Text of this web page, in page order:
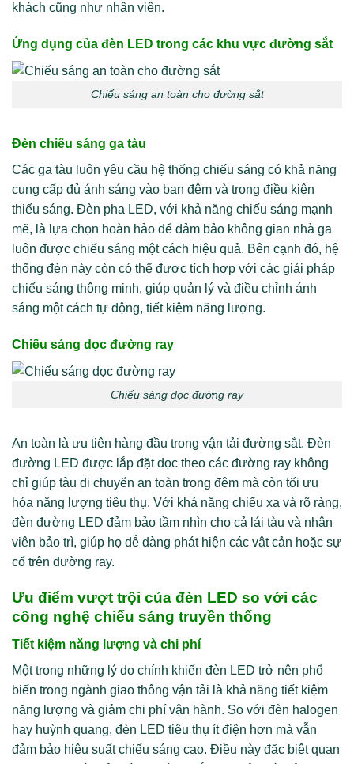
khách cũng như nhân viên.
Ứng dụng của đèn LED trong các khu vực đường sắt
Chiếu sáng an toàn cho đường sắt
Đèn chiếu sáng ga tàu
Các ga tàu luôn yêu cầu hệ thống chiếu sáng có khả năng
cung cấp đủ ánh sáng vào ban đêm và trong điều kiện
thiếu sáng. Đèn pha LED, với khả năng chiếu sáng mạnh
mẽ, là lựa chọn hoàn hảo để đảm bảo không gian nhà ga
luôn được chiếu sáng một cách hiệu quả. Bên cạnh đó, hệ
thống đèn này còn có thể được tích hợp với các giải pháp
chiếu sáng thông minh, giúp quản lý và điều chỉnh ánh
sáng một cách tự động, tiết kiệm năng lượng.
Chiếu sáng dọc đường ray
Chiếu sáng dọc đường ray
An toàn là ưu tiên hàng đầu trong vận tải đường sắt. Đèn
đường LED được lắp đặt dọc theo các đường ray không
chỉ giúp tàu di chuyển an toàn trong đêm mà còn tối ưu
hóa năng lượng tiêu thụ. Với khả năng chiếu xa và rõ ràng,
đèn đường LED đảm bảo tầm nhìn cho cả lái tàu và nhân
viên bảo trì, giúp họ dễ dàng phát hiện các vật cản hoặc sự
cố trên đường ray.
Ưu điểm vượt trội của đèn LED so với các
công nghệ chiếu sáng truyền thống
Tiết kiệm năng lượng và chi phí
Một trong những lý do chính khiến đèn LED trở nên phổ
biến trong ngành giao thông vận tải là khả năng tiết kiệm
năng lượng và giảm chi phí vận hành. So với đèn halogen
hay huỳnh quang, đèn LED tiêu thụ ít điện hơn mà vẫn
đảm bảo hiệu suất chiếu sáng cao. Điều này đặc biệt quan